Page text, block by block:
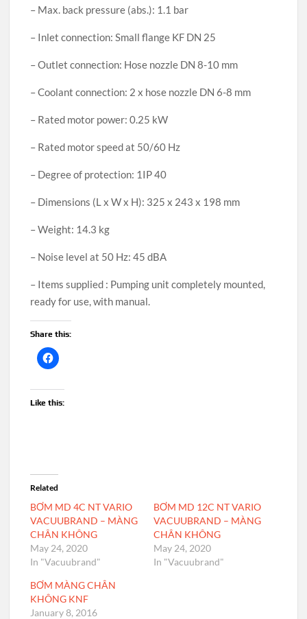
– Max. back pressure (abs.): 1.1 bar
– Inlet connection: Small flange KF DN 25
– Outlet connection: Hose nozzle DN 8-10 mm
– Coolant connection: 2 x hose nozzle DN 6-8 mm
– Rated motor power: 0.25 kW
– Rated motor speed at 50/60 Hz
– Degree of protection: 1IP 40
– Dimensions (L x W x H): 325 x 243 x 198 mm
– Weight: 14.3 kg
– Noise level at 50 Hz: 45 dBA
– Items supplied : Pumping unit completely mounted,
ready for use, with manual.
Share this:
Like this:
Related
BƠM MD 4C NT VARIO
VACUUBRAND – MÀNG
CHÂN KHÔNG
May 24, 2020
In "Vacuubrand"
BƠM MD 12C NT VARIO
VACUUBRAND – MÀNG
CHÂN KHÔNG
May 24, 2020
In "Vacuubrand"
BƠM MÀNG CHÂN
KHÔNG KNF
January 8, 2016